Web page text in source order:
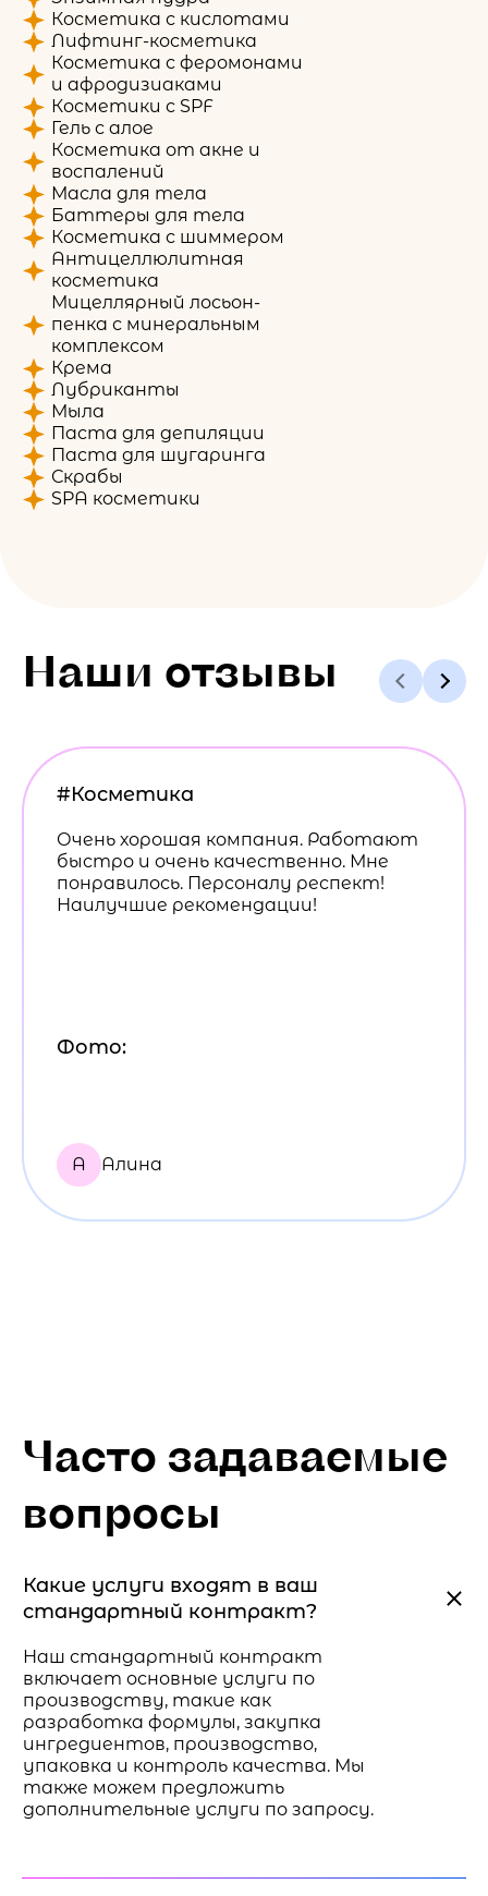
Косметика с кислотами
Лифтинг-косметика
Косметика с феромонами
и афродизиаками
Косметики с SPF
Гель с алое
Косметика от акне и
воспалений
Масла для тела
Баттеры для тела
Косметика с шиммером
Антицеллюлитная
косметика
Мицеллярный лосьон-
пенка с минеральным
комплексом
Крема
Лубриканты
Мыла
Паста для депиляции
Паста для шугаринга
Скрабы
SPA косметики
Наши отзывы
#Косметика
Очень хорошая компания. Работают
быстро и очень качественно. Мне
понравилось. Персоналу респект!
Наилучшие рекомендации!
Фото:
А Алина
Часто задаваемые
вопросы
Какие услуги входят в ваш
стандартный контракт?
Наш стандартный контракт
включает основные услуги по
производству, такие как
разработка формулы, закупка
ингредиентов, производство,
упаковка и контроль качества. Мы
также можем предложить
дополнительные услуги по запросу.